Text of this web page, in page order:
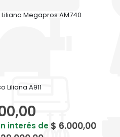
Megapros AM740
Liliana A911
interés de $ 6.000,00